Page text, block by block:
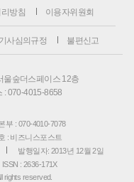
방침 이용자위원회
기사심의규정 불편신고
울숲더스페이스 12층
: 070-4015-8658
부 : 070-4010-7078
: 비즈니스포스트
발행일자: 2013년 12월 2일
ISSN : 2636-171X
rights reserved.